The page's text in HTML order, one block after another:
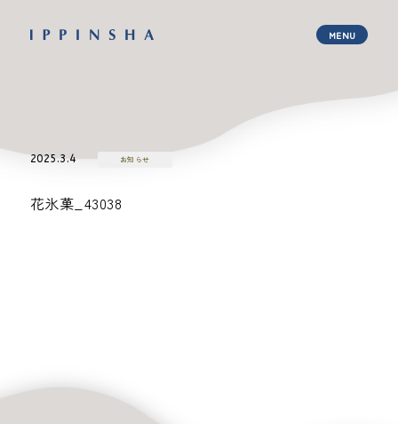
2025.3.4 お知らせ
花氷菓_43038